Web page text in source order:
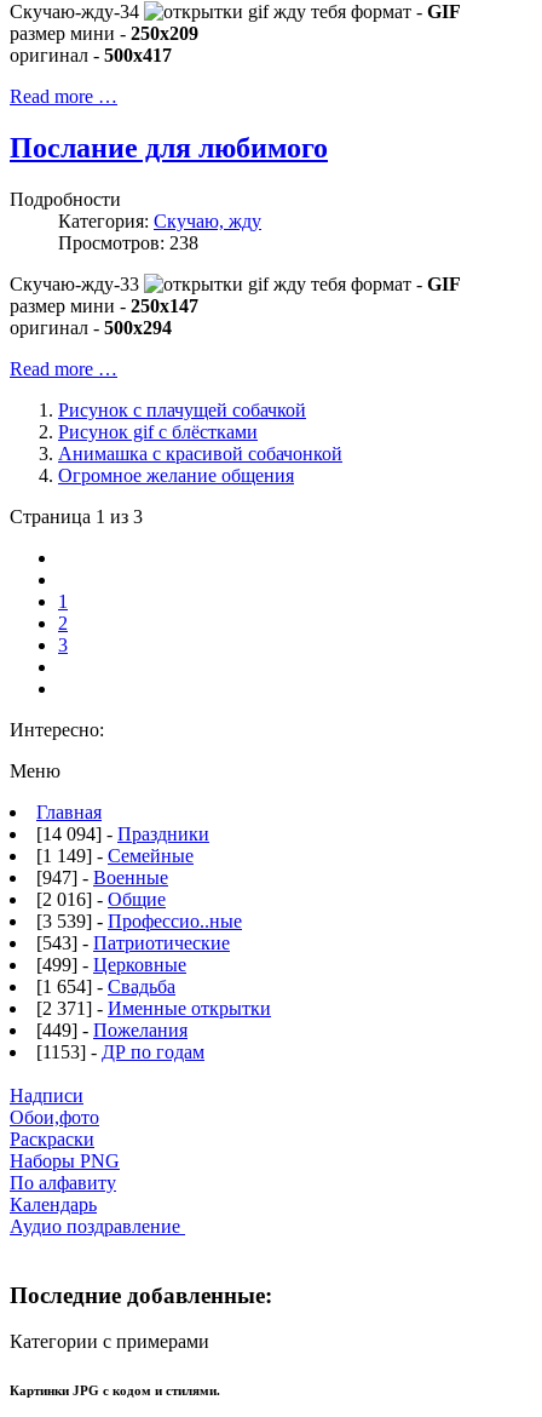
Скучаю-жду-34
формат - GIF
размер мини - 250x209
оригинал - 500x417
Read more …
Послание для любимого
Подробности
Категория: Скучаю, жду
Просмотров: 238
Скучаю-жду-33
формат - GIF
размер мини - 250x147
оригинал - 500x294
Read more …
Рисунок с плачущей собачкой
Рисунок gif с блёстками
Анимашка с красивой собачонкой
Огромное желание общения
Страница 1 из 3
1
2
3
Интересно:
Меню
Главная
[14 094] - Праздники
[1 149] - Семейные
[947] - Военные
[2 016] - Общие
[3 539] - Профессио..ные
[543] - Патриотические
[499] - Церковные
[1 654] - Свадьба
[2 371] - Именные открытки
[449] - Пожелания
[1153] - ДР по годам
Надписи
Обои,фото
Раскраски
Наборы PNG
По алфавиту
Календарь
Аудио поздравление
Последние добавленные:
Категории с примерами
Картинки JPG с кодом и стилями.